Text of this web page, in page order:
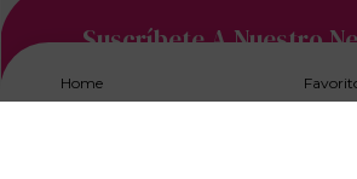
Suscríbete A Nuestro
Home